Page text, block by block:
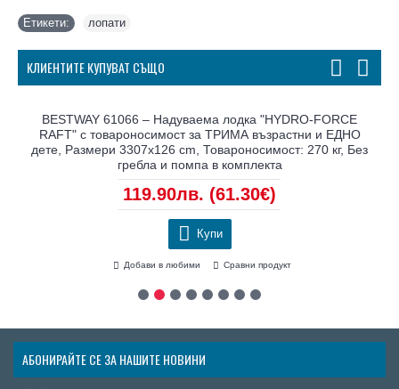
Етикети: лопати
КЛИЕНТИТЕ КУПУВАТ СЪЩО
BESTWAY 61066 – Надуваема лодка "HYDRO-FORCE
RAFT" с товароносимост за ТРИМА възрастни и ЕДНО
дете, Размери 3307х126 cm, Товароносимост: 270 кг, Без
гребла и помпа в комплекта
119.90лв. (61.30€)
Купи
Добави в любими Сравни продукт
АБОНИРАЙТЕ СЕ ЗА НАШИТЕ НОВИНИ